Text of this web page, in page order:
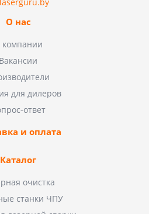
О нас
Вакансии
для дилеров
ответ
и оплата
Каталог
очистка
станки ЧПУ